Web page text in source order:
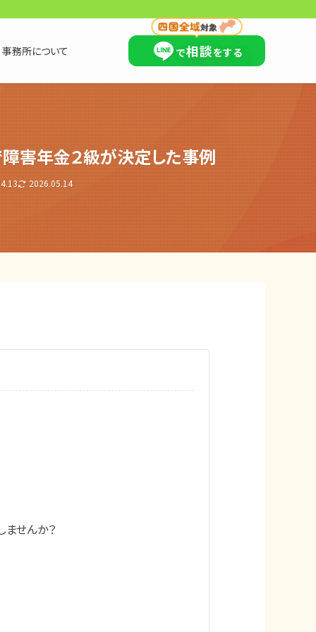
×
事務所について で相談をする
害年金２級が決定した事例
2026.05.14
せんか？